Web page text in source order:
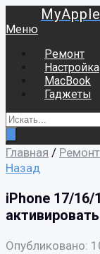
Меню
Ремонт
Настройка
MacBook
Гаджеты
Главная /
Назад
iPhone 17/16/
Опубликовано: